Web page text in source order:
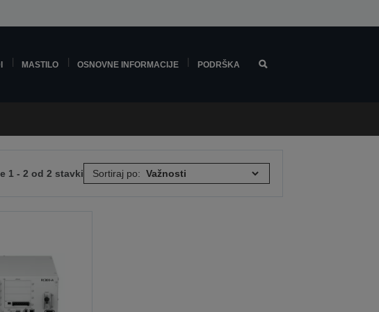
MASTILO OSNOVNE INFORMACIJE PODRŠKA
1 - 2 od 2 stavki Sortiraj po: